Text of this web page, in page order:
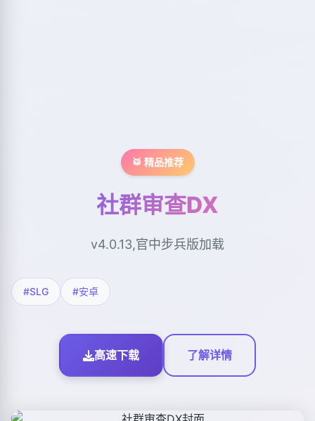
🥁 精品推荐
社群审查DX
v4.0.13,官中步兵版加载
#SLG #安卓
高速下载 了解详情